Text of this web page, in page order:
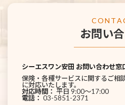
お問い
シーエスワン安田 お問い合わせ窓
保険・各種サービスに関するご相
に対応いたします。
対応時間： 平日 9:00〜17:00
電話： 03-5851-2371